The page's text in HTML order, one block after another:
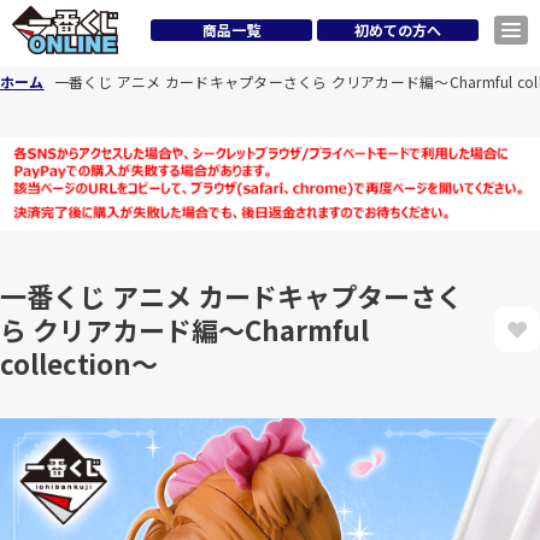
商品一覧 初めての方へ
ホーム 一番くじ アニメ カードキャプターさくら クリアカード編～Charmful
一番くじ アニメ カードキャプターさく
ら クリアカード編～Charmful
collection～